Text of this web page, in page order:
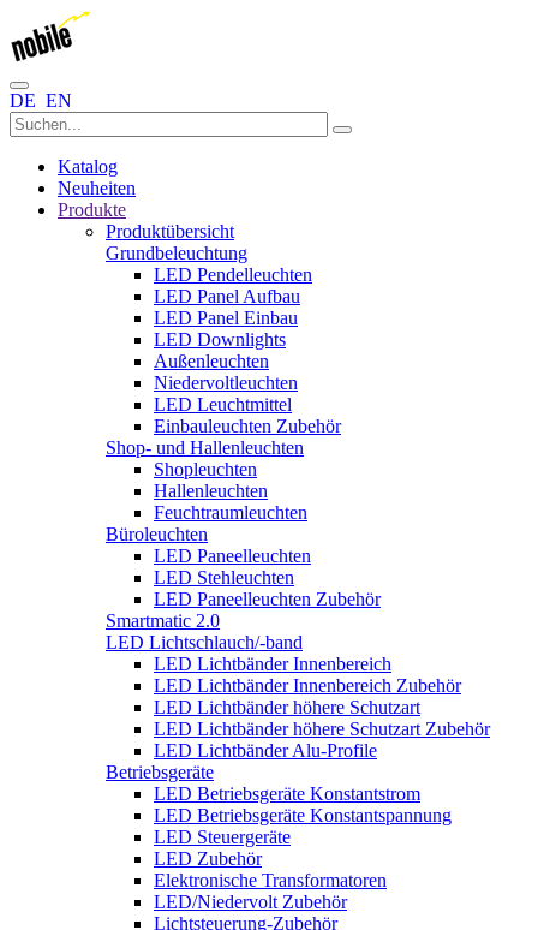
DE EN
Katalog
Neuheiten
Produkte
Produktübersicht
Grundbeleuchtung
LED Pendelleuchten
LED Panel Aufbau
LED Panel Einbau
LED Downlights
Außenleuchten
Niedervoltleuchten
LED Leuchtmittel
Einbauleuchten Zubehör
Shop- und Hallenleuchten
Shopleuchten
Hallenleuchten
Feuchtraumleuchten
Büroleuchten
LED Paneelleuchten
LED Stehleuchten
LED Paneelleuchten Zubehör
Smartmatic 2.0
LED Lichtschlauch/-band
LED Lichtbänder Innenbereich
LED Lichtbänder Innenbereich Zubehör
LED Lichtbänder höhere Schutzart
LED Lichtbänder höhere Schutzart Zubehör
LED Lichtbänder Alu-Profile
Betriebsgeräte
LED Betriebsgeräte Konstantstrom
LED Betriebsgeräte Konstantspannung
LED Steuergeräte
LED Zubehör
Elektronische Transformatoren
LED/Niedervolt Zubehör
Lichtsteuerung-Zubehör